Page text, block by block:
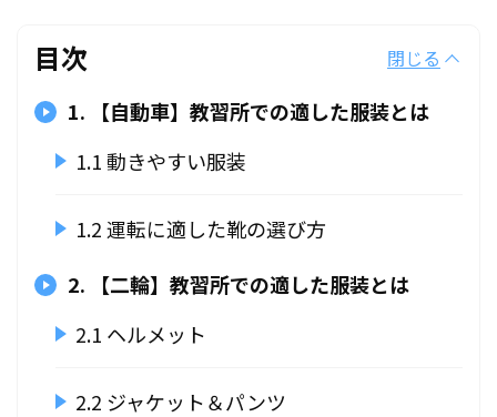
目次 閉じる
1. 【自動車】教習所での適した服装とは
1.1 動きやすい服装
1.2 運転に適した靴の選び方
2. 【二輪】教習所での適した服装とは
2.1 ヘルメット
2.2 ジャケット＆パンツ